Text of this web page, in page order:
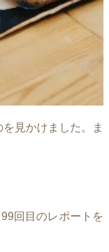
見かけました。ま
回目のレポートを